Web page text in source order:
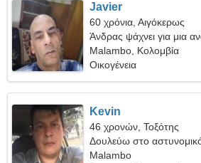
Javier
60 χρόνια, Αιγόκερως
Άνδρας ψάχνει για μια
Malambo, Κολομβία
Οικογένεια
Kevin
46 χρονών, Τοξότης
Δουλεύω στο
μια ωραία γυναίκα
Malambo